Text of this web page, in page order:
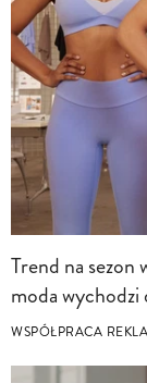
Trend na
moda wychodzi
WSPÓŁPRACA